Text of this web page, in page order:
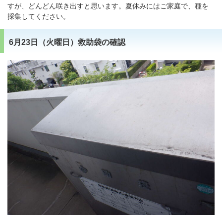
すが、どんどん咲き出すと思います。夏休みにはご家庭で、種を
採集してください。
6月23日（火曜日）救助袋の確認